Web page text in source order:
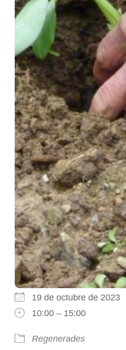
19 de octubre de 2023
10:00 – 15:00
Regenerades